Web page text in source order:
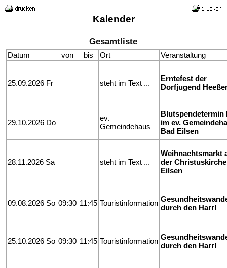
Kalender
Gesamtliste
Datum von bis Ort Veranstaltung
25.09.2026 Fr steht im Text ...
Erntefest der
Dorfjugend
29.10.2026 Do
ev.
Gemeindehaus
Blutspendetermin
im ev.
Bad Eilsen
28.11.2026 Sa steht im Text ...
Weihnachtsmarkt
der
Eilsen
09.08.2026 So 09:30 11:45 Touristinformation
durch den Harrl
25.10.2026 So 09:30 11:45 Touristinformation
durch den Harrl